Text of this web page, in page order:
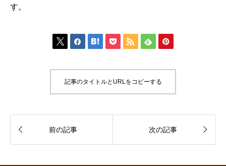
す。
      
記事のタイトルとURLをコピーする
 前の記事 次の記事 